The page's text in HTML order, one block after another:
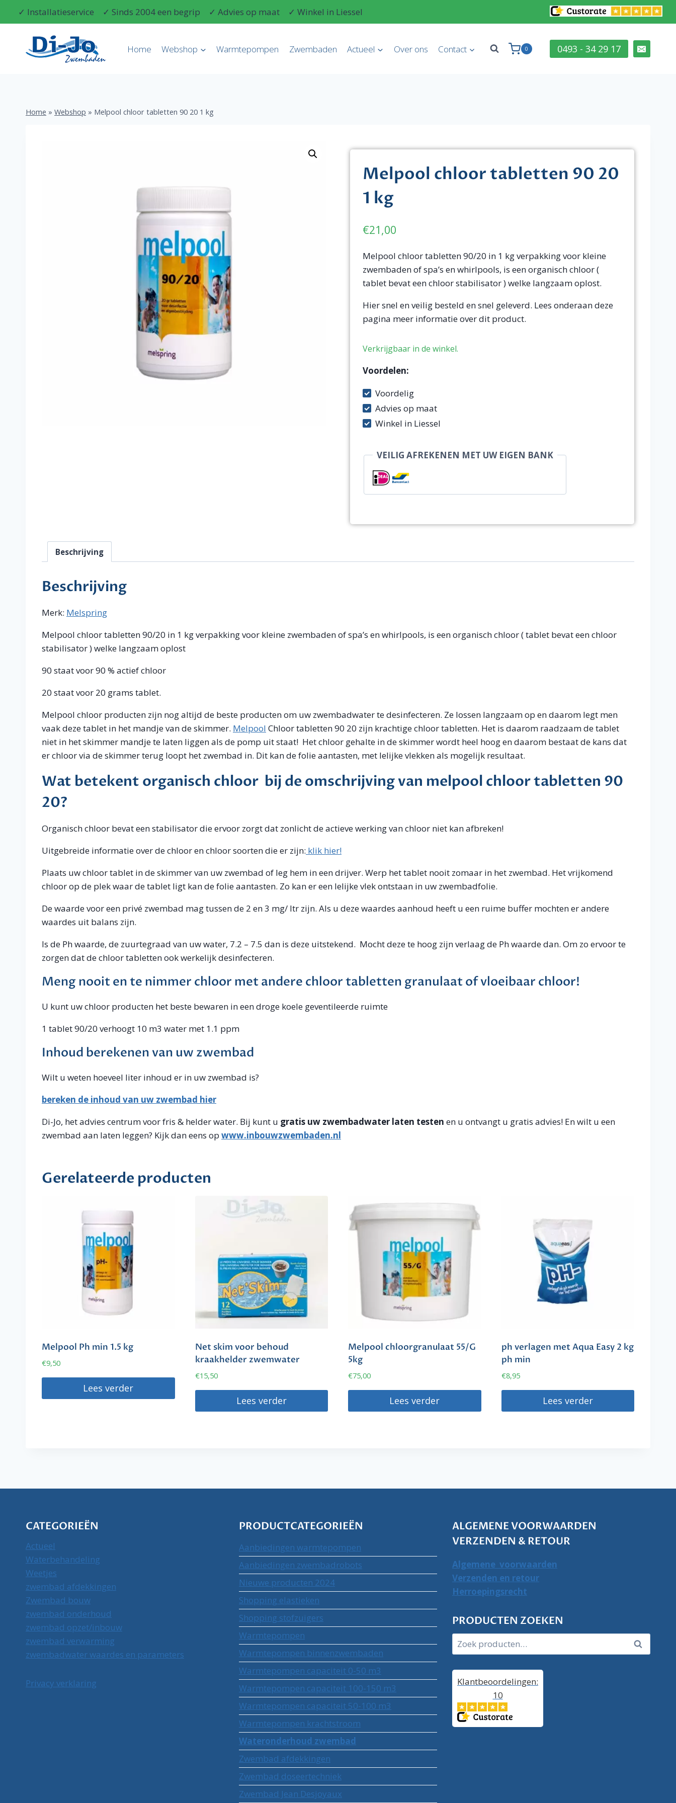
Doorgaan✓ Installatieservice ✓ Sinds 2004 een begrip ✓ Advies op maat ✓ Winkel in Liessel
Home Webshop Warmtepompen Zwembaden Actueel Over ons Contact 0 0493 - 34 29 17
Home » Webshop » Melpool chloor tabletten 90 20 1 kg
Melpool chloor tabletten 90 20
1 kg
€21,00
Melpool chloor tabletten 90/20 in 1 kg verpakking voor kleine
zwembaden of spa’s en whirlpools, is een organisch chloor (
tablet bevat een chloor stabilisator ) welke langzaam oplost.
Hier snel en veilig besteld en snel geleverd. Lees onderaan deze
pagina meer informatie over dit product.
Voordelen:
Voordelig
Advies op maat
Winkel in Liessel
VEILIG AFREKENEN MET UW EIGEN BANK
Beschrijving
Beschrijving
Merk: Melspring
Melpool chloor tabletten 90/20 in 1 kg verpakking voor kleine zwembaden of spa’s en whirlpools, is een organisch chloor ( tablet bevat een chloor
stabilisator ) welke langzaam oplost
90 staat voor 90 % actief chloor
20 staat voor 20 grams tablet.
Melpool chloor producten zijn nog altijd de beste producten om uw zwembadwater te desinfecteren. Ze lossen langzaam op en daarom legt men
vaak deze tablet in het mandje van de skimmer. Melpool Chloor tabletten 90 20 zijn krachtige chloor tabletten. Het is daarom raadzaam de tablet
niet in het skimmer mandje te laten liggen als de pomp uit staat! Het chloor gehalte in de skimmer wordt heel hoog en daarom bestaat de kans dat
er chloor via de skimmer terug loopt het zwembad in. Dit kan de folie aantasten, met lelijke vlekken als mogelijk resultaat.
Wat betekent organisch chloor bij de omschrijving van melpool chloor tabletten 90
20?
Organisch chloor bevat een stabilisator die ervoor zorgt dat zonlicht de actieve werking van chloor niet kan afbreken!
Uitgebreide informatie over de chloor en chloor soorten die er zijn: klik hier!
Plaats uw chloor tablet in de skimmer van uw zwembad of leg hem in een drijver. Werp het tablet nooit zomaar in het zwembad. Het vrijkomend
chloor op de plek waar de tablet ligt kan de folie aantasten. Zo kan er een lelijke vlek ontstaan in uw zwembadfolie.
De waarde voor een privé zwembad mag tussen de 2 en 3 mg/ ltr zijn. Als u deze waardes aanhoud heeft u een ruime buffer mochten er andere
waardes uit balans zijn.
Is de Ph waarde, de zuurtegraad van uw water, 7.2 – 7.5 dan is deze uitstekend. Mocht deze te hoog zijn verlaag de Ph waarde dan. Om zo ervoor te
zorgen dat de chloor tabletten ook werkelijk desinfecteren.
Meng nooit en te nimmer chloor met andere chloor tabletten granulaat of vloeibaar chloor!
U kunt uw chloor producten het beste bewaren in een droge koele geventileerde ruimte
1 tablet 90/20 verhoogt 10 m3 water met 1.1 ppm
Inhoud berekenen van uw zwembad
Wilt u weten hoeveel liter inhoud er in uw zwembad is?
bereken de inhoud van uw zwembad hier
Di-Jo, het advies centrum voor fris & helder water. Bij kunt u gratis uw zwembadwater laten testen en u ontvangt u gratis advies! En wilt u een
zwembad aan laten leggen? Kijk dan eens op www.inbouwzwembaden.nl
Gerelateerde producten
Melpool Ph min 1.5 kg
€9,50
Lees verder
Net skim voor behoud
kraakhelder zwemwater
€15,50
Lees verder
Melpool chloorgranulaat 55/G
5kg
€75,00
Lees verder
ph verlagen met Aqua Easy 2 kg
ph min
€8,95
Lees verder
CATEGORIEËN
Actueel
Waterbehandeling
Weetjes
zwembad afdekkingen
Zwembad bouw
zwembad onderhoud
zwembad opzet/inbouw
zwembad verwarming
zwembadwater waardes en parameters
Privacy verklaring
PRODUCTCATEGORIEËN
Aanbiedingen warmtepompen
Aanbiedingen zwembadrobots
Nieuwe producten 2024
Shopping elastieken
Shopping stofzuigers
Warmtepompen
Warmtepompen binnenzwembaden
Warmtepompen capaciteit 0-50 m3
Warmtepompen capaciteit 100-150 m3
Warmtepompen capaciteit 50-100 m3
Warmtepompen krachtstroom
Wateronderhoud zwembad
Zwembad afdekkingen
Zwembad doseertechniek
Zwembad Jean Desjoyaux
ALGEMENE VOORWAARDEN
VERZENDEN & RETOUR
Algemene voorwaarden
Verzenden en retour
Herroepingsrecht
PRODUCTEN ZOEKEN
Zoeken
naar:
Zoeken
Klantbeoordelingen:
10